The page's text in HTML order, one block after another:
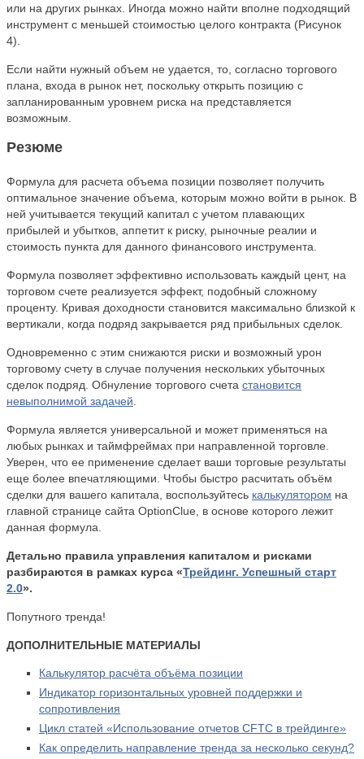
или на других рынках. Иногда можно найти вполне подходящий
инструмент с меньшей стоимостью целого контракта (Рисунок
4).
Если найти нужный объем не удается, то, согласно торгового
плана, входа в рынок нет, поскольку открыть позицию с
запланированным уровнем риска на представляется
возможным.
Резюме
Формула для расчета объема позиции позволяет получить
оптимальное значение объема, которым можно войти в рынок. В
ней учитывается текущий капитал с учетом плавающих
прибылей и убытков, аппетит к риску, рыночные реалии и
стоимость пункта для данного финансового инструмента.
Формула позволяет эффективно использовать каждый цент, на
торговом счете реализуется эффект, подобный сложному
проценту. Кривая доходности становится максимально близкой к
вертикали, когда подряд закрывается ряд прибыльных сделок.
Одновременно с этим снижаются риски и возможный урон
торговому счету в случае получения нескольких убыточных
сделок подряд. Обнуление торгового счета становится
невыполнимой задачей
Формула является универсальной и может применяться на
любых рынках и таймфреймах при направленной торговле.
Уверен, что ее применение сделает ваши торговые результаты
еще более впечатляющими. Чтобы быстро расчитать объём
сделки для вашего капитала, воспользуйтесь калькулятором на
главной странице сайта OptionClue, в основе которого лежит
данная формула.
Детально правила управления капиталом и рисками
разбираются в рамках курса «Трейдинг. Успешный старт
2.0».
Попутного тренда!
ДОПОЛНИТЕЛЬНЫЕ МАТЕРИАЛЫ
Калькулятор расчёта объёма позиции
Индикатор горизонтальных уровней поддержки и
сопротивления
Цикл статей «Использование отчетов CFTC в трейдинге»
Как определить направление тренда за несколько секунд?